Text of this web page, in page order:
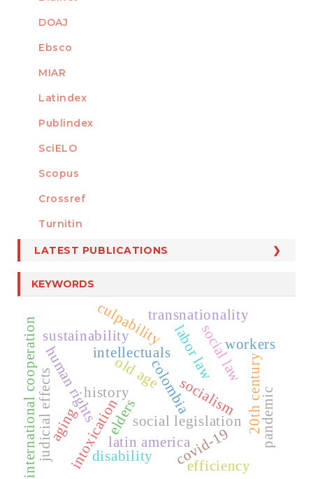
DOAJ
Ebsco
MIAR
Latindex
Publindex
SciELO
Scopus
MEMBER OF
Crossref
Turnitin
LATEST PUBLICATIONS
KEYWORDS
labor lawsocial law
colombia
history
workers
intellectuals
social legislation
socialism 20th century
human rightselders
aging
old age
culpability
intoxication covid-19
sustainability
transnationality
international cooperation pandemic
judicial effects
latin america
disability
efficiency